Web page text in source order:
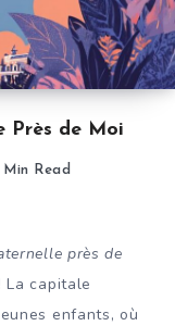
Près de Moi
Read
près de
La capitale
enfants, où